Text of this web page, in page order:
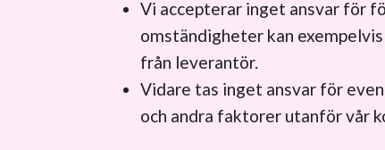
Vi accepterar inget ansvar för
omständigheter kan
från leverantör.
Vidare tas inget ansvar för
och andra faktorer utanför vår